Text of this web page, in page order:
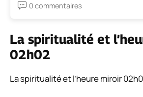
0 commentaires
La spiritualité et
02h02
La spiritualité et l’heure miroir